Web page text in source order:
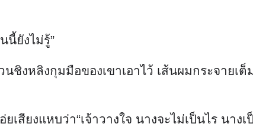
นี้ยังไม่รู้”
นชิงหลิงกุมมือของเขาเอาไว้ เส้นผมกระจา
ยเสียงแหบว่า“เจ้าวางใจ นางจะไม่เป็นไร น